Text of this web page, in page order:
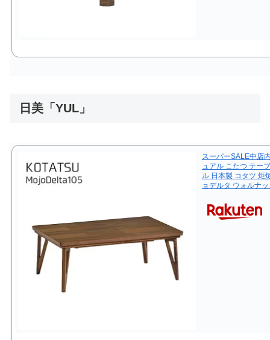
日美「YUL」
スーパーSALE中店
ュアル こたつ テー
ル 日本製 コタツ 炬
ョデルタ ウォルナ